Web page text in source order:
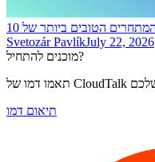
Svetozár PavlíkJuly 22, 2026
מוכנים להתחיל?
תיאום דמו